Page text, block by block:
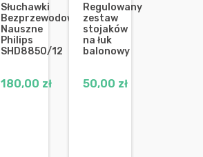
Słuchawki
Bezprzewodowe
Nauszne
Philips
SHD8850/12
180,00 zł
Regulowany
zestaw
stojaków
na łuk
balonowy
50,00 zł